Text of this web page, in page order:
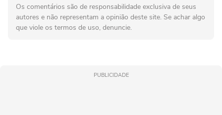
Os comentários são de responsabilidade exclusiva de seus
autores e não representam a opinião deste site. Se achar algo
que viole os termos de uso, denuncie.
PUBLICIDADE